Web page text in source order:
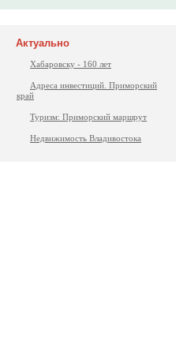
Актуально
Хабаровску - 160 лет
Адреса инвестиций. Приморский
край
Туризм: Приморский маршрут
Недвижимость Владивостока